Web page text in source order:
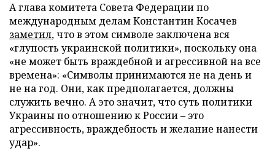
А глава комитета Совета Федерации по
международным делам Константин Косачев
заметил, что в этом символе заключена вся
«глупость украинской политики», поскольку она
«не может быть враждебной и агрессивной на все
времена»: «Символы принимаются не на день и
не на год. Они, как предполагается, должны
служить вечно. А это значит, что суть политики
Украины по отношению к России – это
агрессивность, враждебность и желание нанести
удар».